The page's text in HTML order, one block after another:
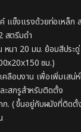
แข็งแรงด้วยท่อเหล็
สตรีมดำ
หนา 20 มม. ย้อมสีประดู่
ซม.)
ลือบงาน เพื่อเพิ่มเสน่
สกรูสำหรับติดตั้ง
. ( ขึ้นอยู่กับผนังที่ติดตั้